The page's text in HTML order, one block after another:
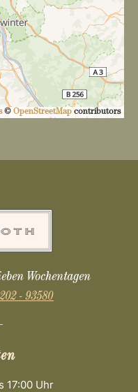
© OpenStreetMap contributors
Wochentagen
- 93580
17:00 Uhr